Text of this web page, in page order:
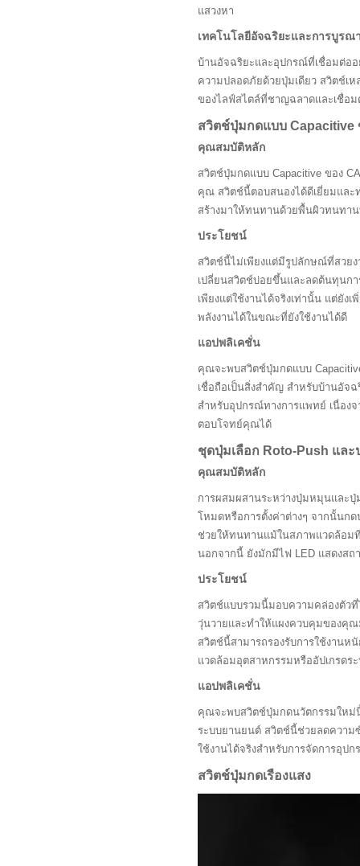
แสวงหา
เทคโนโลยีอัจฉริยะและการบูรณ
บ้านอัจฉริยะและอุปกรณ์ที่เชื่อมต่อ
ความปลอดภัยด้วยปุ่มเดียว สวิตช์เ
ของไลฟ์สไตล์ที่ชาญฉลาดและเชื่อ
สวิตช์ปุ่มกดแบบ Capacitive
คุณสมบัติหลัก
สวิตช์ปุ่มกดแบบ Capacitive ของ
คุณ สวิตช์นี้ตอบสนองได้ดีเยี่ยมและ
สร้างมาให้ทนทานด้วยพื้นผิวทนทา
ประโยชน์
สวิตช์นี้ไม่เพียงแต่มีรูปลักษณ์ที่สวย
เปลี่ยนสวิตช์บ่อยขึ้นและลดต้นทุนก
เพียงแต่ใช้งานได้จริงเท่านั้น แต่ยั
พลังงานได้ในขณะที่ยังใช้งานได้ดี
แอปพลิเคชั่น
คุณจะพบสวิตช์ปุ่มกดแบบ
เชื่อถือเป็นสิ่งสำคัญ สำหรับบ้านอัจ
สำหรับอุปกรณ์ทางการแพทย์ เนื่อง
ตอบโจทย์คุณได้
ชุดปุ่มเลือก Roto-Push และ
คุณสมบัติหลัก
การผสมผสานระหว่างปุ่มหมุนและ
โหมดหรือการตั้งค่าต่างๆ จากนั้นก
ช่วยให้ทนทานแม้ในสภาพแวดล้อม
นอกจากนี้ ยังมักมีไฟ LED แสดงสถ
ประโยชน์
สวิตช์แบบรวมนี้มอบความคล่องตัว
วุ่นวายและทำให้แผงควบคุมของคุ
สวิตช์นี้สามารถรองรับการใช้งาน
แวดล้อมอุตสาหกรรมหรืออัปเกรด
แอปพลิเคชั่น
คุณจะพบสวิตช์ปุ่มกดนวัตกรรมใหม่
ระบบยานยนต์ สวิตช์นี้ช่วยลดความ
ใช้งานได้จริงสำหรับการจัดการอุป
สวิตช์ปุ่มกดเรืองแสง